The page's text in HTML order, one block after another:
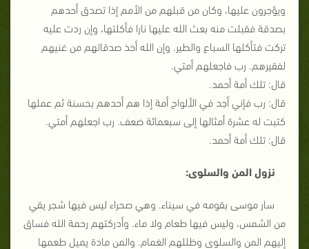
ويؤجرون عليها، وكان من قبلهم من الأمم إذا تصدق أحدهم
بصدقة فقبلت منه بعث الله عليها نارا فأكلتها، وإن ردت عليه
تركت فتأكلها السباع والطير. وإن الله أخذ صدقاتهم من غنيهم
لفقيرهم. رب فاجعلهم أمتي.
قال: تلك أمة أحمد.
قال: رب فإني أجد في الألواح أمة إذا هم أحدهم بحسنة ثم عملها
كتبت له عشرة أمثالها إلى سبعمائة ضعف. رب اجعلهم أمتي.
قال: تلك أمة أحمد.
نزول المن والسلوى:
سار موسى بقومه في سيناء. وهي صحراء ليس فيها شجر يقي
من الشمس، وليس فيها طعام ولا ماء. وأدركتهم رحمة الله فساق
إليهم المن والسلوى وظللهم الغمام. والمن مادة يميل طعمها